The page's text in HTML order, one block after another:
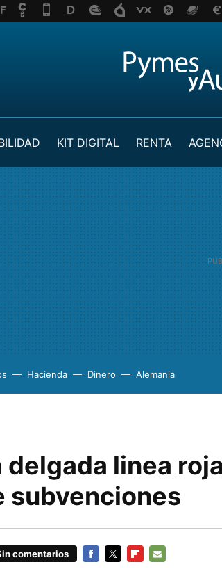
KIT DIGITAL RENTA
Hacienda Dinero Alemania
delgada linea
subvenciones
comentarios